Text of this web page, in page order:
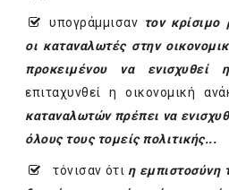
υπογράμμισαν τον κρίσιμο
οι καταναλωτές στην
προκειμένου να ενισχυθεί
επιταχυνθεί η οικονομική
καταναλωτών πρέπει να
όλους τους τομείς πολιτικής...
τόνισαν ότιη εμπιστοσύνη